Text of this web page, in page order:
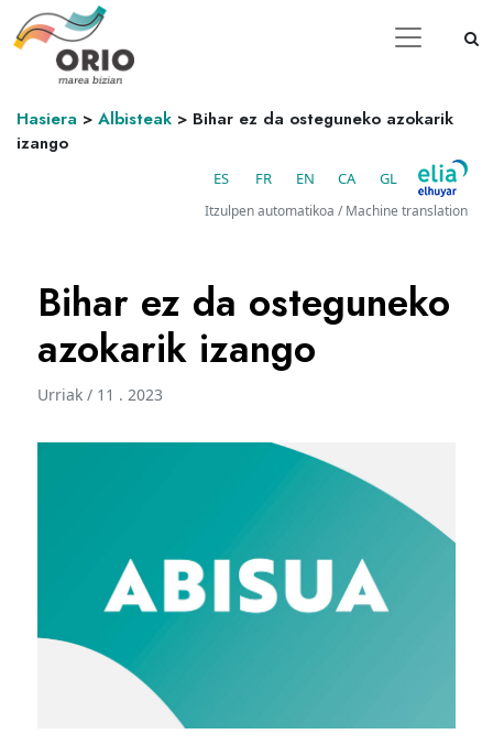
Hasiera > Albisteak > Bihar ez da osteguneko azokarik
izango
ES FR EN CA GL
Itzulpen automatikoa / Machine translation
Bihar ez da osteguneko
azokarik izango
Urriak / 11 . 2023